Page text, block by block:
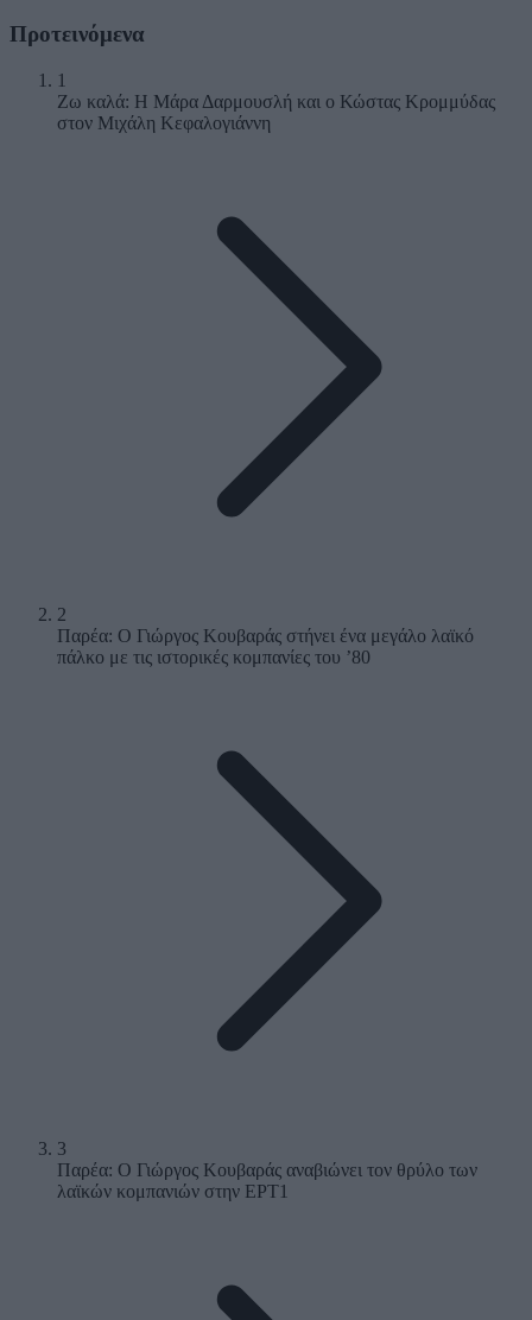
Προτεινόμενα
1
Ζω καλά: Η Μάρα Δαρμουσλή και ο Κώστας Κρομμύδας
στον Μιχάλη Κεφαλογιάννη
2
Παρέα: Ο Γιώργος Κουβαράς στήνει ένα μεγάλο λαϊκό
πάλκο με τις ιστορικές κομπανίες του ’80
3
Παρέα: Ο Γιώργος Κουβαράς αναβιώνει τον θρύλο των
λαϊκών κομπανιών στην ΕΡΤ1